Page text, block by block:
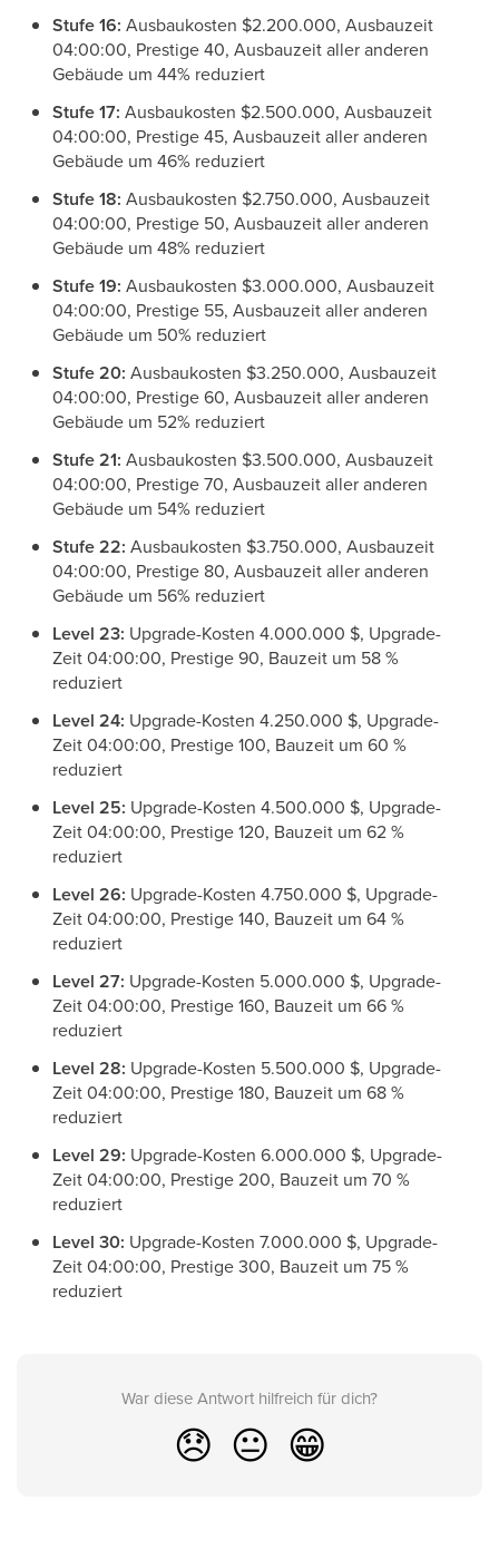
Stufe 16: Ausbaukosten $2.200.000, Ausbauzeit
04:00:00, Prestige 40, Ausbauzeit aller anderen
Gebäude um 44% reduziert
Stufe 17: Ausbaukosten $2.500.000, Ausbauzeit
04:00:00, Prestige 45, Ausbauzeit aller anderen
Gebäude um 46% reduziert
Stufe 18: Ausbaukosten $2.750.000, Ausbauzeit
04:00:00, Prestige 50, Ausbauzeit aller anderen
Gebäude um 48% reduziert
Stufe 19: Ausbaukosten $3.000.000, Ausbauzeit
04:00:00, Prestige 55, Ausbauzeit aller anderen
Gebäude um 50% reduziert
Stufe 20: Ausbaukosten $3.250.000, Ausbauzeit
04:00:00, Prestige 60, Ausbauzeit aller anderen
Gebäude um 52% reduziert
Stufe 21: Ausbaukosten $3.500.000, Ausbauzeit
04:00:00, Prestige 70, Ausbauzeit aller anderen
Gebäude um 54% reduziert
Stufe 22: Ausbaukosten $3.750.000, Ausbauzeit
04:00:00, Prestige 80, Ausbauzeit aller anderen
Gebäude um 56% reduziert
Level 23: Upgrade-Kosten 4.000.000 $, Upgrade-
Zeit 04:00:00, Prestige 90, Bauzeit um 58 %
reduziert
Level 24: Upgrade-Kosten 4.250.000 $, Upgrade-
Zeit 04:00:00, Prestige 100, Bauzeit um 60 %
reduziert
Level 25: Upgrade-Kosten 4.500.000 $, Upgrade-
Zeit 04:00:00, Prestige 120, Bauzeit um 62 %
reduziert
Level 26: Upgrade-Kosten 4.750.000 $, Upgrade-
Zeit 04:00:00, Prestige 140, Bauzeit um 64 %
reduziert
Level 27: Upgrade-Kosten 5.000.000 $, Upgrade-
Zeit 04:00:00, Prestige 160, Bauzeit um 66 %
reduziert
Level 28: Upgrade-Kosten 5.500.000 $, Upgrade-
Zeit 04:00:00, Prestige 180, Bauzeit um 68 %
reduziert
Level 29: Upgrade-Kosten 6.000.000 $, Upgrade-
Zeit 04:00:00, Prestige 200, Bauzeit um 70 %
reduziert
Level 30: Upgrade-Kosten 7.000.000 $, Upgrade-
Zeit 04:00:00, Prestige 300, Bauzeit um 75 %
reduziert
War diese Antwort hilfreich für dich?
😞 😐 😁